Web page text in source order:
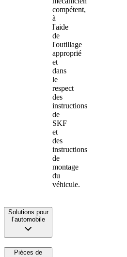
compétent,
à
l'aide
de
l'outillage
approprié
et
dans
le
respect
des
instructions
de
SKF
et
des
instructions
de
montage
du
véhicule.
Solutions pour
l’automobile
Pièces de